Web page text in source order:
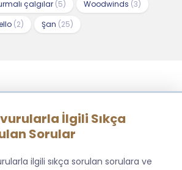
çalgılar (5) Woodwinds (3)
(2) Şan (25)
İlgili Sıkça
Sorular
ilgili sıkça sorulan sorulara ve